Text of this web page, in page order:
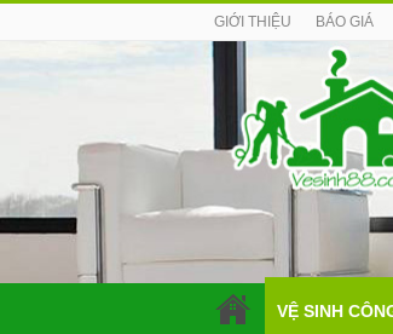
GIỚI THIỆU BÁO GIÁ
VỆ SINH